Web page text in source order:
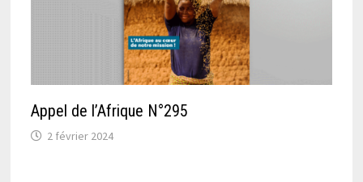
Appel de l’Afrique N°295
2 février 2024